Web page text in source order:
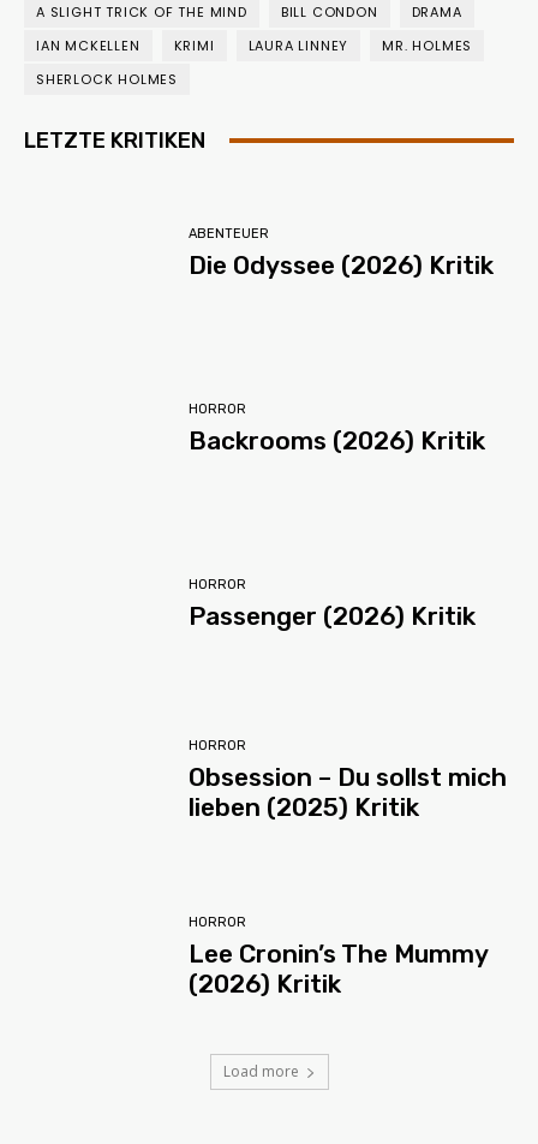
A SLIGHT TRICK OF THE MIND BILL CONDON
DRAMA
IAN MCKELLEN
KRIMI LAURA LINNEY
MR. HOLMES
SHERLOCK HOLMES
LETZTE KRITIKEN
ABENTEUER
Die Odyssee (2026) Kritik
HORROR
Backrooms (2026) Kritik
HORROR
Passenger (2026) Kritik
HORROR
Obsession – Du sollst mich
lieben (2025) Kritik
HORROR
Lee Cronin’s The Mummy
(2026) Kritik
Load more